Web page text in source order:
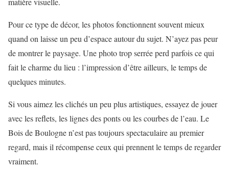
Pour ce type de décor, les photos fonctionnent souvent mieux
quand on laisse un peu d’espace autour du sujet. N’ayez pas peur
de montrer le paysage. Une photo trop serrée perd parfois ce qui
fait le charme du lieu : l’impression d’être ailleurs, le temps de
quelques minutes.
Si vous aimez les clichés un peu plus artistiques, essayez de jouer
avec les reflets, les lignes des ponts ou les courbes de l’eau. Le
Bois de Boulogne n’est pas toujours spectaculaire au premier
regard, mais il récompense ceux qui prennent le temps de regarder
vraiment.